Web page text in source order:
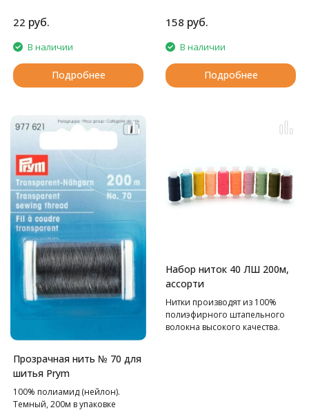
- спецодежды
- трикотажа
22 руб.
В наличии
Подробнее
158 руб.
В наличии
Подробнее
Прозрачная нить № 70 для
шитья Prym
100% полиамид (нейлон).
Темный, 200м в упаковке
Набор ниток 40 ЛШ 200м,
ассорти
Нитки производят из 100%
полиэфирного штапельного
волокна высокого качества.